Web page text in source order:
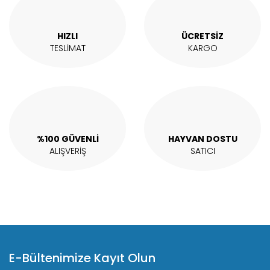
Yorum Yaz
Bu ürüne benzer farklı alternatifler olmalı.
HIZLI
TESLİMAT
ÜCRETSİZ
KARGO
%100 GÜVENLİ
ALIŞVERİŞ
HAYVAN DOSTU
SATICI
E-Bültenimize Kayıt Olun